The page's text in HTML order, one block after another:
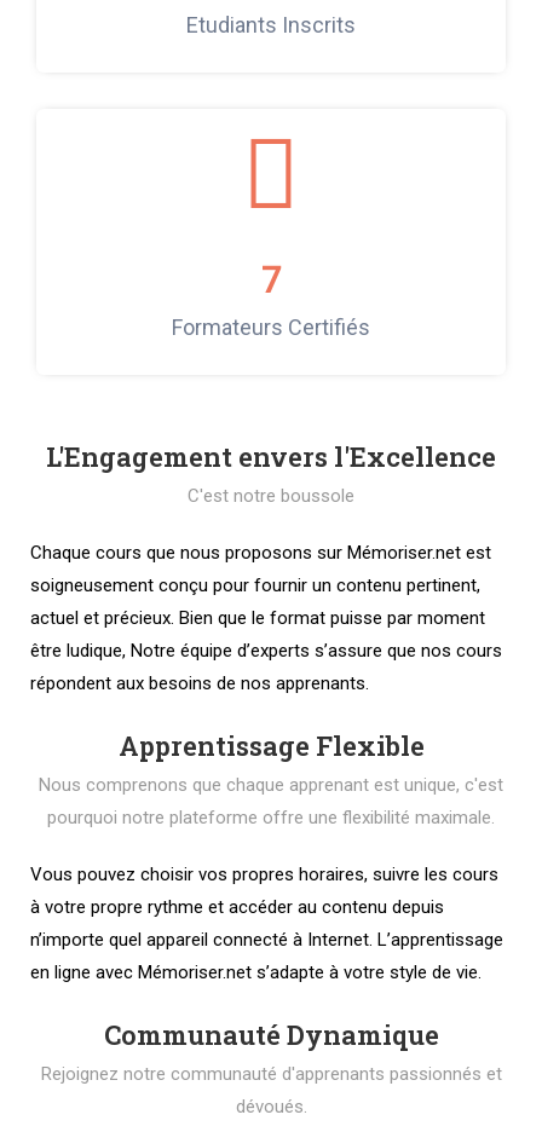
Etudiants Inscrits
7
Formateurs Certifiés
L'Engagement envers l'Excellence
C'est notre boussole
Chaque cours que nous proposons sur Mémoriser.net est
soigneusement conçu pour fournir un contenu pertinent,
actuel et précieux. Bien que le format puisse par moment
être ludique, Notre équipe d’experts s’assure que nos cours
répondent aux besoins de nos apprenants.
Apprentissage Flexible
Nous comprenons que chaque apprenant est unique, c'est
pourquoi notre plateforme offre une flexibilité maximale.
Vous pouvez choisir vos propres horaires, suivre les cours
à votre propre rythme et accéder au contenu depuis
n’importe quel appareil connecté à Internet. L’apprentissage
en ligne avec Mémoriser.net s’adapte à votre style de vie.
Communauté Dynamique
Rejoignez notre communauté d'apprenants passionnés et
dévoués.